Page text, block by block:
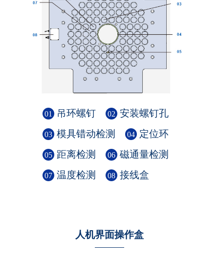
01 吊环螺钉 02 安装螺钉孔
03 模具错动检测 04 定位环
05 距离检测 06 磁通量检测
07 温度检测 08 接线盒
人机界面操作盒